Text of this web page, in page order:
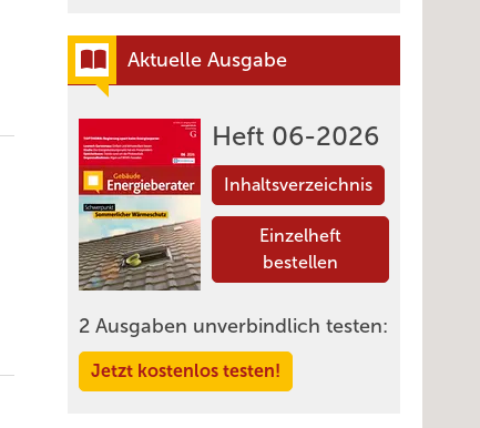
Aktuelle Ausgabe
Heft 06-2026
Inhaltsverzeichnis
Einzelheft
bestellen
2 Ausgaben unverbindlich testen:
Jetzt kostenlos testen!